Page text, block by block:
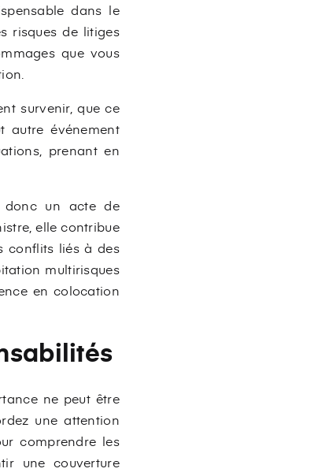
dans le
risques de litiges
que vous
survenir, que ce
autre événement
prenant en
donc un acte de
elle contribue
conflits liés à des
multirisques
en colocation
ne peut être
une attention
comprendre les
une couverture